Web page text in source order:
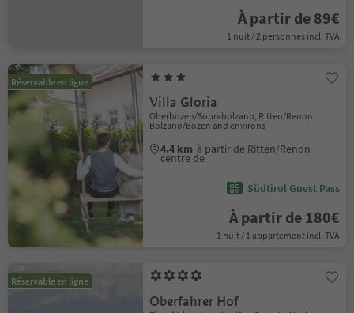
À partir de 89€
1 nuit / 2 personnes incl. TVA
Réservable en ligne
Villa Gloria
Oberbozen/Soprabolzano, Ritten/Renon,
Bolzano/Bozen and environs
4.4 km à partir de Ritten/Renon
centre de
Südtirol Guest Pass
À partir de 180€
1 nuit / 1 appartement incl. TVA
Réservable en ligne
Oberfahrer Hof